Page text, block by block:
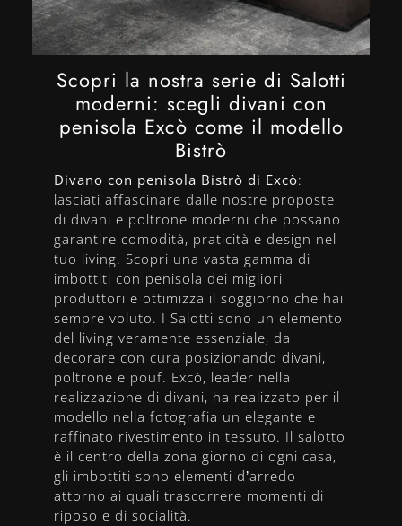
Scopri la nostra serie di Salotti
moderni: scegli divani con
penisola Excò come il modello
Bistrò
Divano con penisola Bistrò di Excò:
lasciati affascinare dalle nostre proposte
di divani e poltrone moderni che possano
garantire comodità, praticità e design nel
tuo living. Scopri una vasta gamma di
imbottiti con penisola dei migliori
produttori e ottimizza il soggiorno che hai
sempre voluto. I Salotti sono un elemento
del living veramente essenziale, da
decorare con cura posizionando divani,
poltrone e pouf. Excò, leader nella
realizzazione di divani, ha realizzato per il
modello nella fotografia un elegante e
raffinato rivestimento in tessuto. Il salotto
è il centro della zona giorno di ogni casa,
gli imbottiti sono elementi d’arredo
attorno ai quali trascorrere momenti di
riposo e di socialità.